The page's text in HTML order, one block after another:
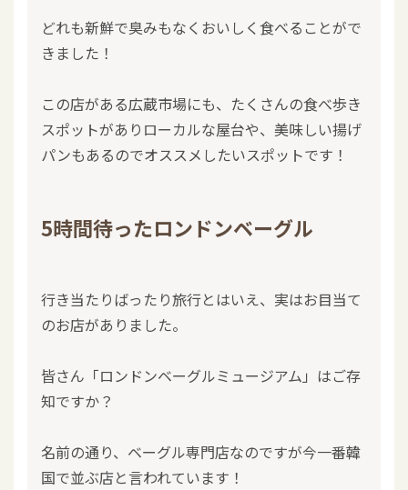
どれも新鮮で臭みもなくおいしく食べることがで
きました！
この店がある広蔵市場にも、たくさんの食べ歩き
スポットがありローカルな屋台や、美味しい揚げ
パンもあるのでオススメしたいスポットです！
5時間待ったロンドンベーグル
行き当たりばったり旅行とはいえ、実はお目当て
のお店がありました。
皆さん「ロンドンベーグルミュージアム」はご存
知ですか？
名前の通り、ベーグル専門店なのですが今一番韓
国で並ぶ店と言われています！